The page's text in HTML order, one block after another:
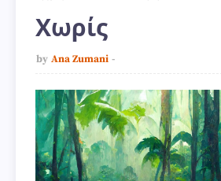
Χωρίς
by Ana Zumani